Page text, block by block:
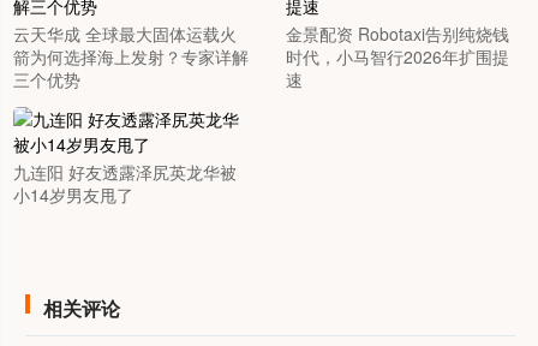
云天华成 全球最大固体运载火
箭为何选择海上发射？专家详解
三个优势
金景配资 Robotaxi告别纯烧钱
时代，小马智行2026年扩围提
速
九连阳 好友透露泽尻英龙华被
小14岁男友甩了
相关评论